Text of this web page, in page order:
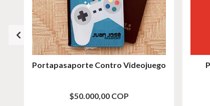
Portapasaporte Contro Videojuego
$50.000,00 COP